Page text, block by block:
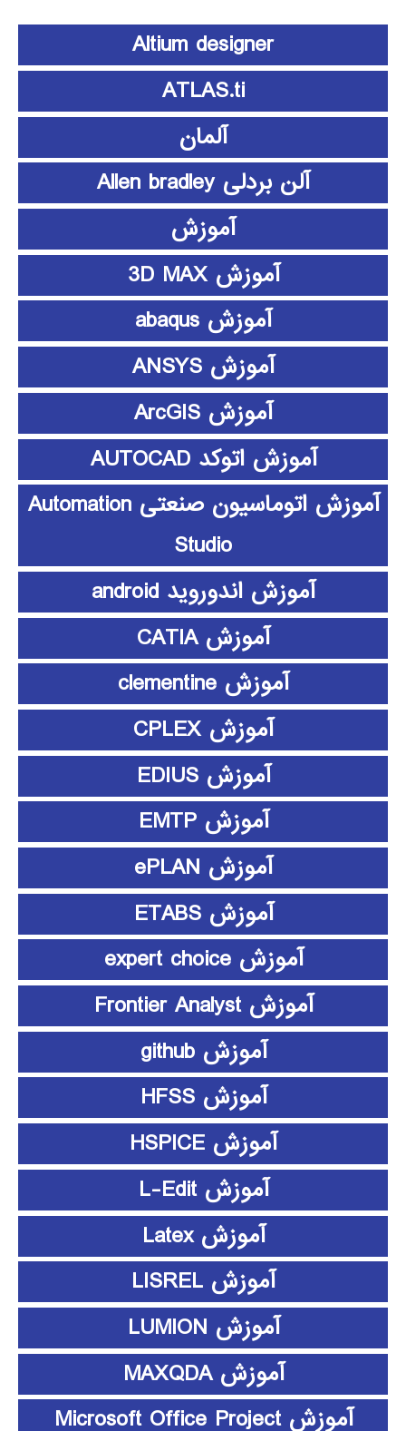
Altium designer
ATLAS.ti
آلمان
آلن بردلی Allen bradley
آموزش
آموزش 3D MAX
آموزش abaqus
آموزش ANSYS
آموزش ArcGIS
آموزش اتوکد AUTOCAD
آموزش اتوماسیون صنعتی Automation
Studio
آموزش اندوروید android
آموزش CATIA
آموزش clementine
آموزش CPLEX
آموزش EDIUS
آموزش EMTP
آموزش ePLAN
آموزش ETABS
آموزش expert choice
آموزش Frontier Analyst
آموزش github
آموزش HFSS
آموزش HSPICE
آموزش L-Edit
آموزش Latex
آموزش LISREL
آموزش LUMION
آموزش MAXQDA
آموزش Microsoft Office Project